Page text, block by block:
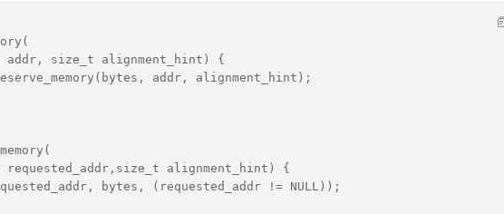
addr, size_t alignment_hint) {
addr, alignment_hint);
requested_addr,size_t alignment_hint) {
bytes, (requested_addr != NULL));